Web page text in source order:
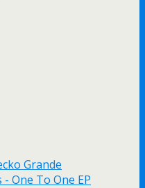
Grande
One To One EP